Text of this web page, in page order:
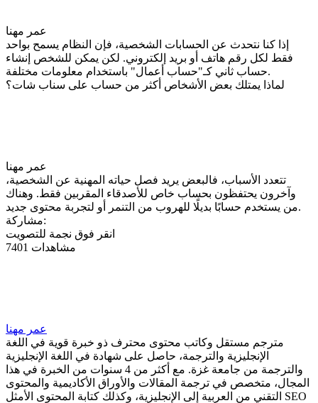
عمر مهنا
إذا كنا نتحدث عن الحسابات الشخصية، فإن النظام يسمح بواحد
فقط لكل رقم هاتف أو بريد إلكتروني. لكن يمكن للشخص إنشاء
حساب ثاني كـ"حساب أعمال" باستخدام معلومات مختلفة.
لماذا يمتلك بعض الأشخاص أكثر من حساب على سناب شات؟
عمر مهنا
تتعدد الأسباب، فالبعض يريد فصل حياته المهنية عن الشخصية،
وآخرون يحتفظون بحساب خاص للأصدقاء المقربين فقط. وهناك
من يستخدم حسابًا بديلًا للهروب من التنمر أو لتجربة محتوى جديد.
مشاركة:
انقر فوق نجمة للتصويت
7401 مشاهدات
عمر مهنا
مترجم مستقل وكاتب محتوى محترف ذو خبرة قوية في اللغة
الإنجليزية والترجمة، حاصل على شهادة في اللغة الإنجليزية
والترجمة من جامعة غزة. مع أكثر من 4 سنوات من الخبرة في هذا
المجال، متخصص في ترجمة المقالات والأوراق الأكاديمية والمحتوى
التقني من العربية إلى الإنجليزية، وكذلك كتابة المحتوى الأمثل SEO